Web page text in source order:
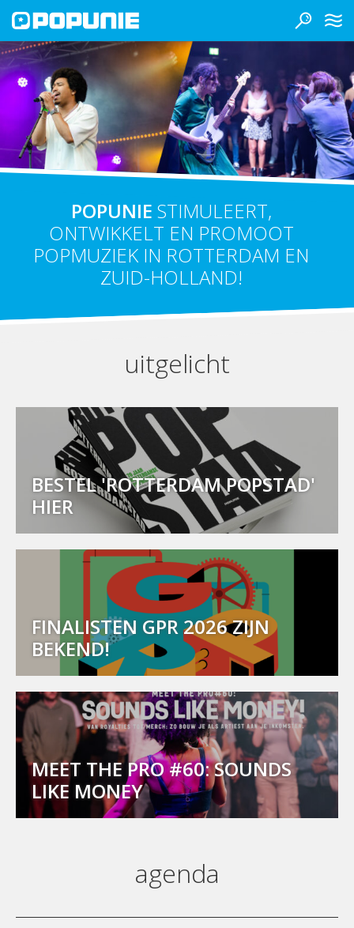
POPUNIE STIMULEERT,
ONTWIKKELT EN PROMOOT
POPMUZIEK IN ROTTERDAM EN
ZUID-HOLLAND!
uitgelicht
BESTEL 'ROTTERDAM POPSTAD'
HIER
FINALISTEN GPR 2026 ZIJN
BEKEND!
MEET THE PRO #60: SOUNDS
LIKE MONEY
agenda